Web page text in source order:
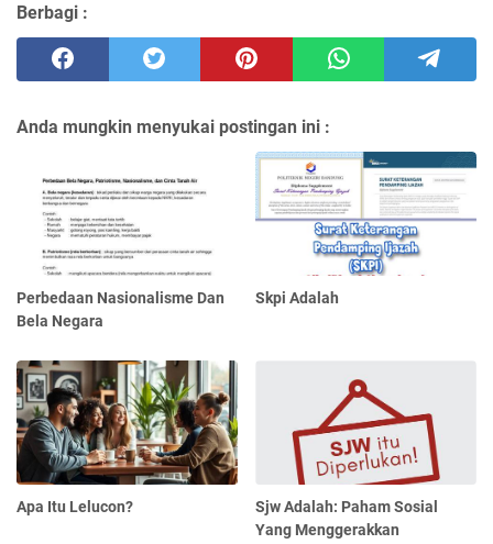
Berbagi :
Anda mungkin menyukai postingan ini :
Perbedaan Nasionalisme Dan
Bela Negara
Skpi Adalah
Apa Itu Lelucon?
Sjw Adalah: Paham Sosial
Yang Menggerakkan